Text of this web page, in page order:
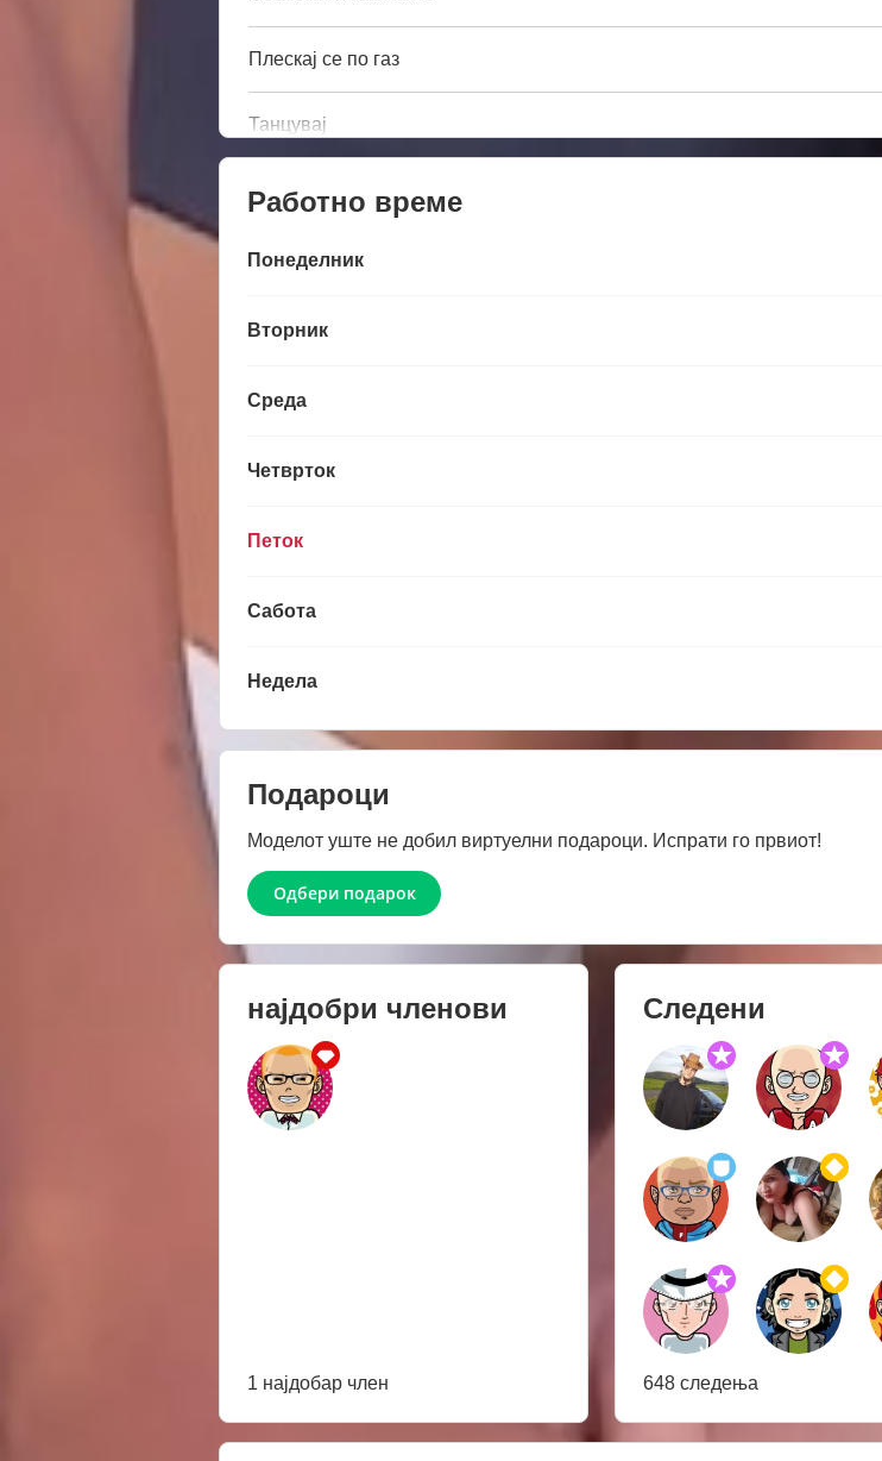
Плескај се по газ
Танцувај
Работно време
Понеделник
Вторник
Среда
Четврток
Петок
Сабота
Недела
Подароци
Моделот уште не добил виртуелни подароци. Испрати го првиот!
Одбери подарок
најдобри членови
1 најдобар член
Следени
648 следења